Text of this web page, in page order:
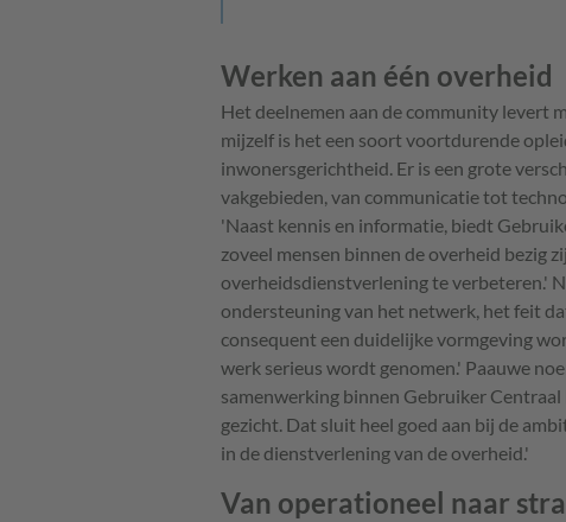
Werken aan één overheid
Het deelnemen aan de community levert
mijzelf is het een soort voortdurende
inwonersgerichtheid. Er is een grote
vakgebieden, van communicatie tot
'Naast kennis en informatie, biedt
zoveel mensen binnen de overheid bezig
overheidsdienstverlening te verbeteren.'
ondersteuning van het netwerk, het feit
consequent een duidelijke vormgeving
werk serieus wordt genomen.' Paauwe
samenwerking binnen Gebruiker
gezicht. Dat sluit heel goed aan bij de
in de dienstverlening van de overheid.'
Van operationeel naar